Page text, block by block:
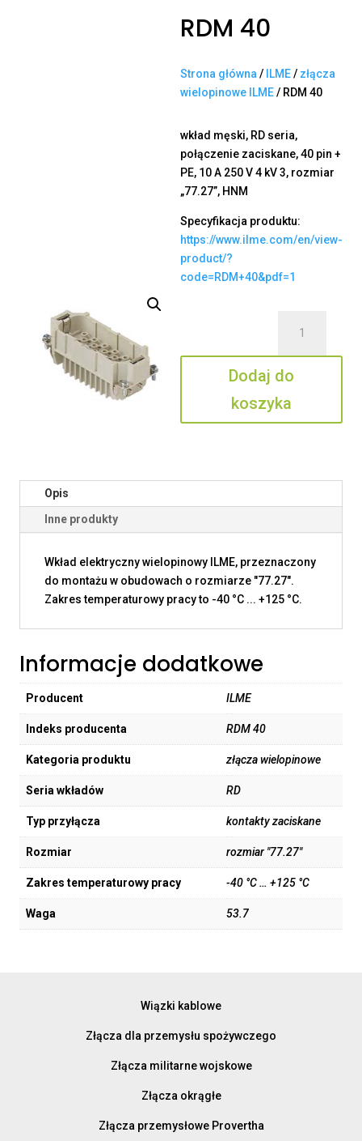
RDM 40
Strona główna / ILME/ złącza
wielopinowe ILME/ RDM 40
wkład męski, RD seria,
połączenie zaciskane, 40 pin +
PE, 10 A 250 V 4 kV 3, rozmiar
„77.27”, HNM
Specyfikacja produktu:
https://www.ilme.com/en/view-
product/?
code=RDM+40&pdf=1
40
Dodaj do
koszyka
Opis
Inne produkty
Wkład elektryczny wielopinowy ILME, przeznaczony
do montażu w obudowach o rozmiarze "77.27".
Zakres temperaturowy pracy to -40 °C ... +125 °C.
Informacje dodatkowe
Producent ILME
Indeks producenta RDM 40
Kategoria produktu złącza wielopinowe
Seria wkładów RD
Typ przyłącza kontakty zaciskane
Rozmiar rozmiar "77.27"
Zakres temperaturowy pracy -40 °C … +125 °C
Waga 53.7
Wiązki kablowe
Złącza dla przemysłu spożywczego
Złącza militarne wojskowe
Złącza okrągłe
Złącza przemysłowe Provertha